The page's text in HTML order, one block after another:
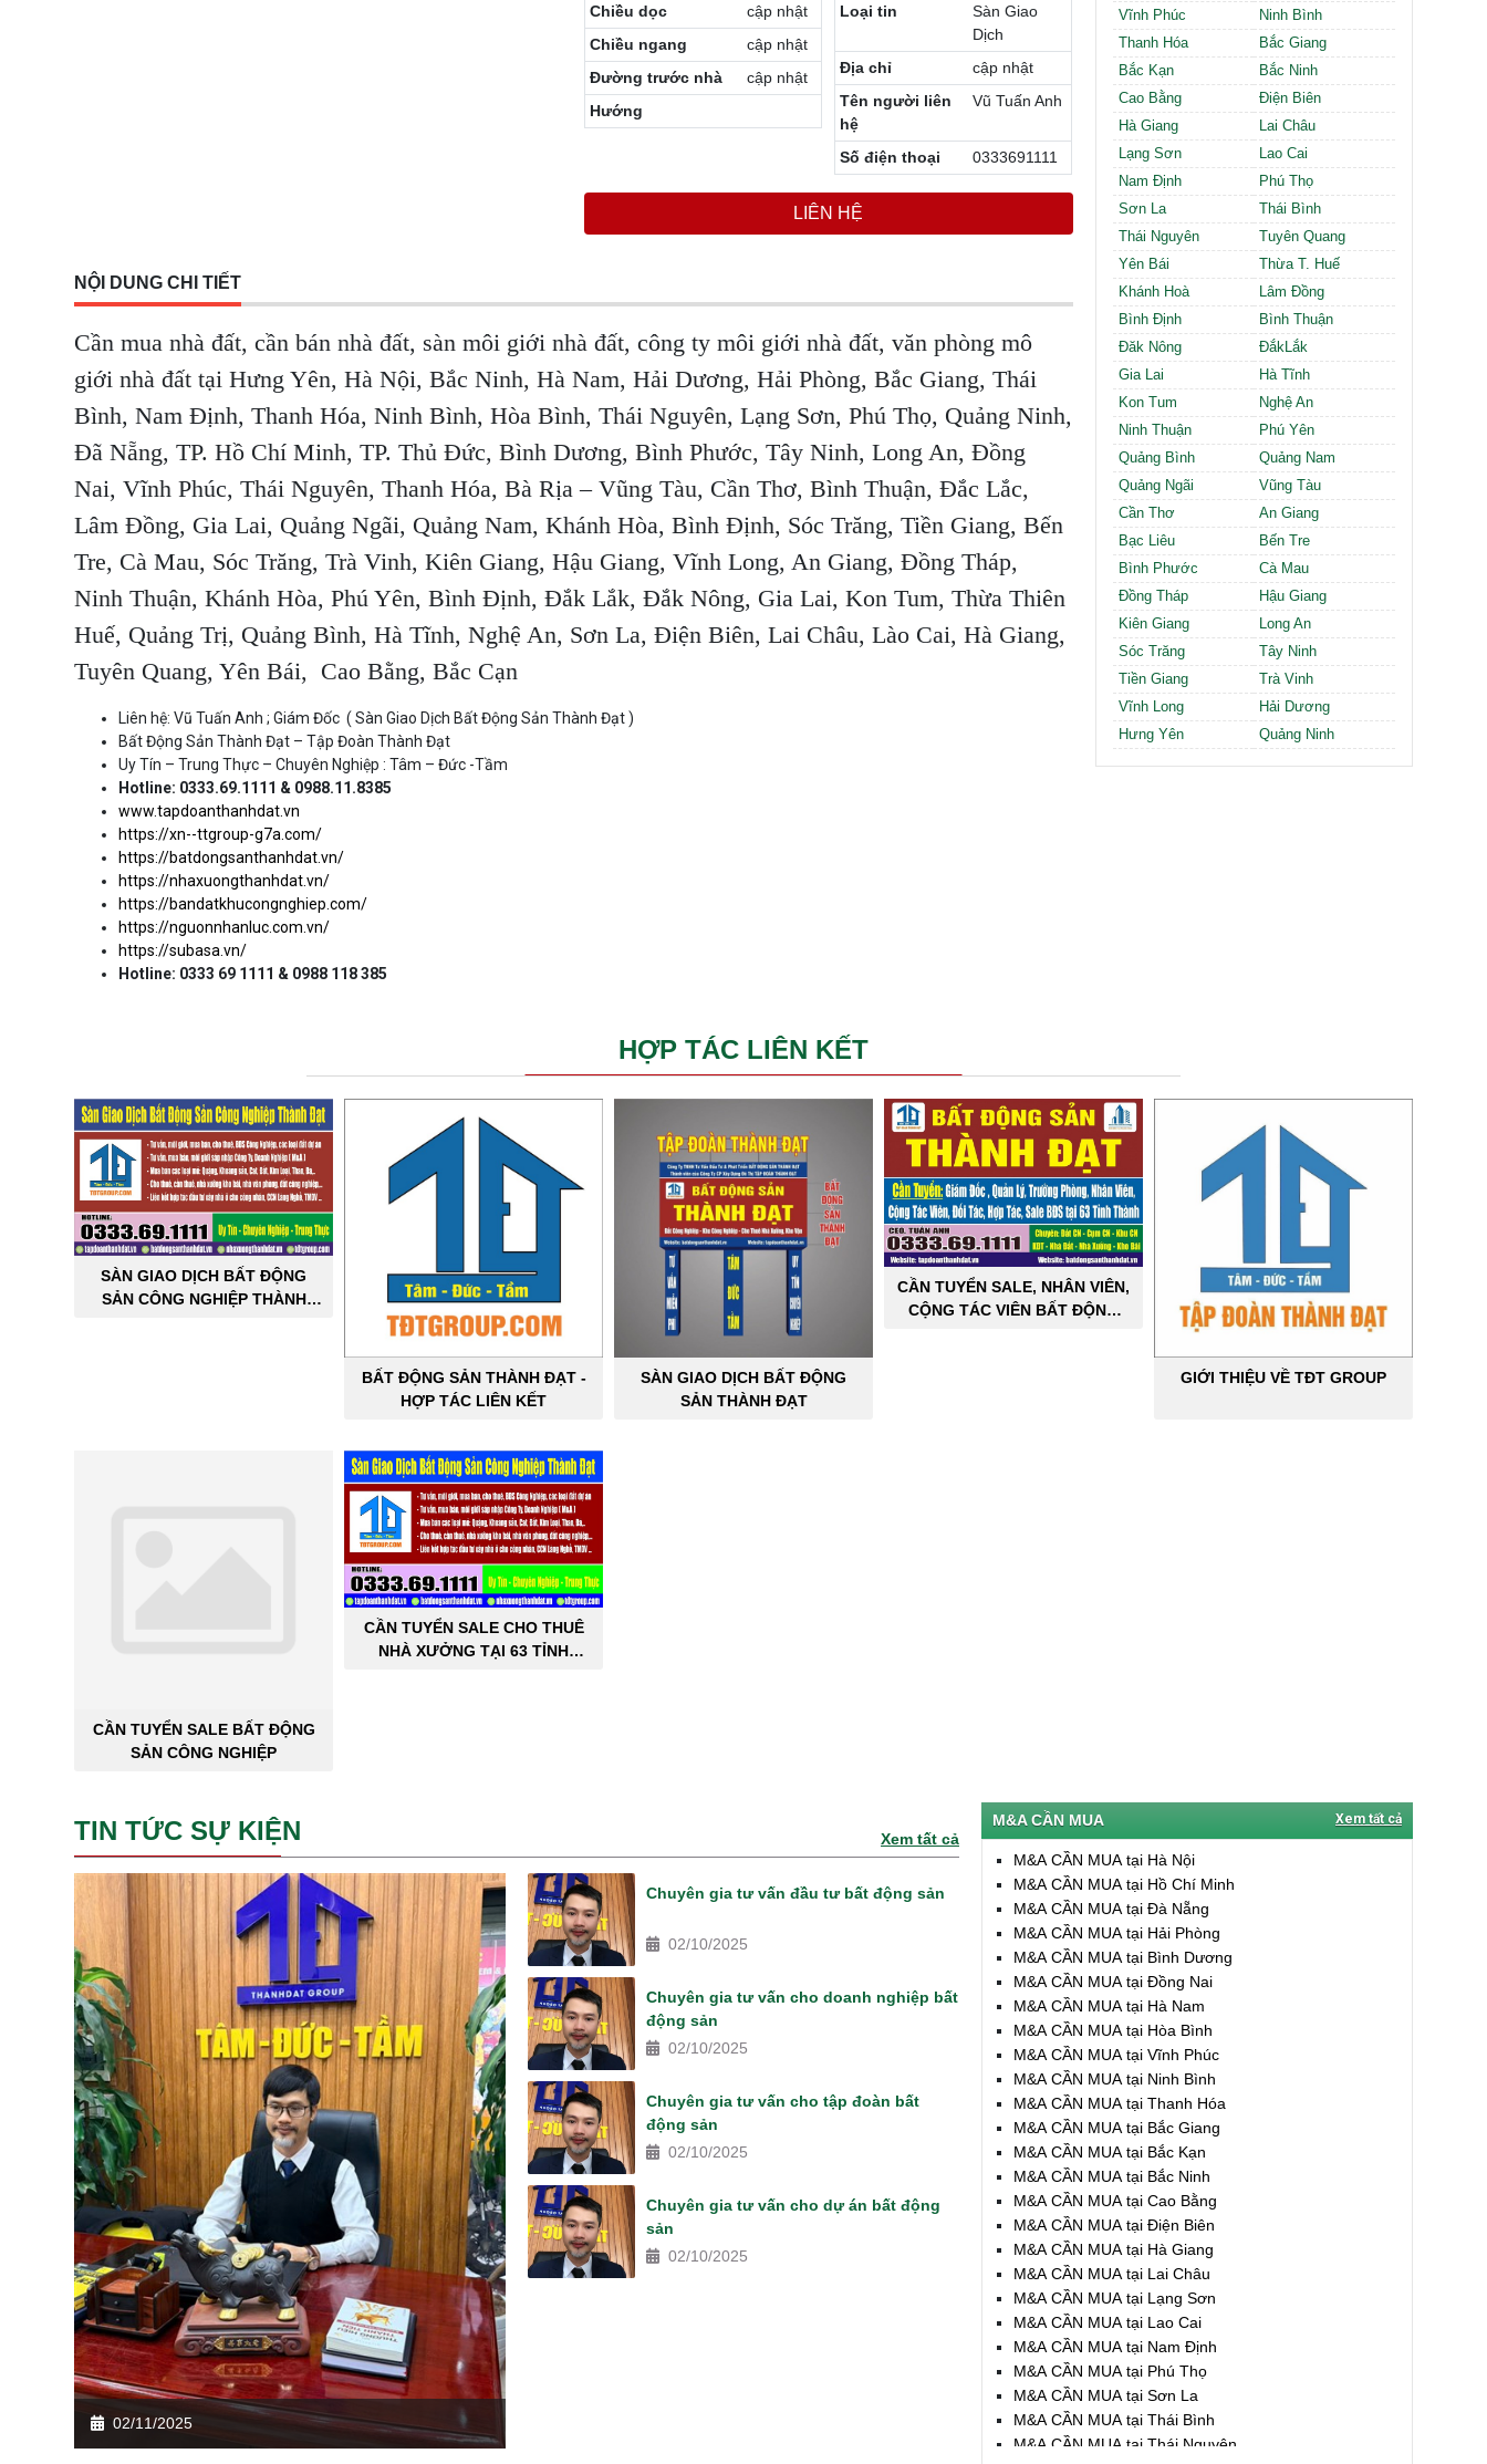
Cần thuê MBKD tại Phường Tương Mai
Cần thuê MBKD tại Phường Vĩnh Hưng
Cần thuê MBKD tại Phường Lĩnh Nam
Cần thuê MBKD tại Phường Hồng Hà
Cần thuê MBKD tại Phường Láng
Cần thuê MBKD tại Phường Văn Miếu
Cần thuê MBKD tại Phường Kim Liên
Cần thuê MBKD tại Phường Bạch Mai
Cần thuê MBKD tại Phường Vĩnh Tuy
Chiều dọc
cập nhật
Chiều ngang
cập nhật
Đường trước nhà
cập nhật
Hướng
Loại tin
Sàn Giao
Dịch
Địa chỉ
cập nhật
Tên người liên
hệ
Vũ Tuấn Anh
Số điện thoại 0333691111
LIÊN HỆ
NỘI DUNG CHI TIẾT
Cần mua nhà đất, cần bán nhà đất, sàn môi giới nhà đất, công ty môi giới nhà đất, văn phòng mô
giới nhà đất tại Hưng Yên, Hà Nội, Bắc Ninh, Hà Nam, Hải Dương, Hải Phòng, Bắc Giang, Thái
Bình, Nam Định, Thanh Hóa, Ninh Bình, Hòa Bình, Thái Nguyên, Lạng Sơn, Phú Thọ, Quảng Ninh,
Đã Nẵng, TP. Hồ Chí Minh, TP. Thủ Đức, Bình Dương, Bình Phước, Tây Ninh, Long An, Đồng
Nai, Vĩnh Phúc, Thái Nguyên, Thanh Hóa, Bà Rịa – Vũng Tàu, Cần Thơ, Bình Thuận, Đắc Lắc,
Lâm Đồng, Gia Lai, Quảng Ngãi, Quảng Nam, Khánh Hòa, Bình Định, Sóc Trăng, Tiền Giang, Bến
Tre, Cà Mau, Sóc Trăng, Trà Vinh, Kiên Giang, Hậu Giang, Vĩnh Long, An Giang, Đồng Tháp,
Ninh Thuận, Khánh Hòa, Phú Yên, Bình Định, Đắk Lắk, Đắk Nông, Gia Lai, Kon Tum, Thừa Thiên
Huế, Quảng Trị, Quảng Bình, Hà Tĩnh, Nghệ An, Sơn La, Điện Biên, Lai Châu, Lào Cai, Hà Giang,
Tuyên Quang, Yên Bái, Cao Bằng, Bắc Cạn
Liên hệ: Vũ Tuấn Anh ; Giám Đốc ( Sàn Giao Dịch Bất Động Sản Thành Đạt )
Bất Động Sản Thành Đạt – Tập Đoàn Thành Đạt
Uy Tín – Trung Thực – Chuyên Nghiệp : Tâm – Đức -Tầm
Hotline: 0333.69.1111 & 0988.11.8385
www.tapdoanthanhdat.vn
https://xn--ttgroup-g7a.com/
https://batdongsanthanhdat.vn/
https://nhaxuongthanhdat.vn/
https://bandatkhucongnghiep.com/
https://nguonnhanluc.com.vn/
https://subasa.vn/
Hotline: 0333 69 1111 & 0988 118 385
Vĩnh Phúc
Ninh Bình
Thanh Hóa
Bắc Giang
Bắc Kạn
Bắc Ninh
Cao Bằng
Điện Biên
Hà Giang
Lai Châu
Lạng Sơn
Lao Cai
Nam Định
Phú Thọ
Sơn La
Thái Bình
Thái Nguyên
Tuyên Quang
Yên Bái
Thừa T. Huế
Khánh Hoà
Lâm Đồng
Bình Định
Bình Thuận
Đăk Nông
ĐắkLắk
Gia Lai
Hà Tĩnh
Kon Tum
Nghệ An
Ninh Thuận
Phú Yên
Quảng Bình
Quảng Nam
Quảng Ngãi
Vũng Tàu
Cần Thơ
An Giang
Bạc Liêu
Bến Tre
Bình Phước
Cà Mau
Đồng Tháp
Hậu Giang
Kiên Giang
Long An
Sóc Trăng
Tây Ninh
Tiền Giang
Trà Vinh
Vĩnh Long
Hải Dương
Hưng Yên
Quảng Ninh
HỢP TÁC LIÊN KẾT
SÀN GIAO DỊCH BẤT ĐỘNG
SẢN CÔNG NGHIỆP THÀNH
BẤT ĐỘNG SẢN THÀNH ĐẠT -
HỢP TÁC LIÊN KẾT
SÀN GIAO DỊCH BẤT ĐỘNG
SẢN THÀNH ĐẠT
CẦN TUYỂN SALE, NHÂN VIÊN,
CỘNG TÁC VIÊN BẤT ĐỘNG
GIỚI THIỆU VỀ TĐT GROUP
CẦN TUYỂN SALE BẤT ĐỘNG
SẢN CÔNG NGHIỆP
CẦN TUYỂN SALE CHO THUÊ
NHÀ XƯỞNG TẠI 63 TỈNH
TIN TỨC SỰ KIỆN Xem tất cả
02/11/2025
Chuyên gia tư vấn đầu tư bất động sản
02/10/2025
Chuyên gia tư vấn cho doanh nghiệp bất
động sản
02/10/2025
Chuyên gia tư vấn cho tập đoàn bất
động sản
02/10/2025
Chuyên gia tư vấn cho dự án bất động
sản
02/10/2025
M&A CẦN MUA Xem tất cả
M&A CẦN MUA tại Hà Nội
M&A CẦN MUA tại Hồ Chí Minh
M&A CẦN MUA tại Đà Nẵng
M&A CẦN MUA tại Hải Phòng
M&A CẦN MUA tại Bình Dương
M&A CẦN MUA tại Đồng Nai
M&A CẦN MUA tại Hà Nam
M&A CẦN MUA tại Hòa Bình
M&A CẦN MUA tại Vĩnh Phúc
M&A CẦN MUA tại Ninh Bình
M&A CẦN MUA tại Thanh Hóa
M&A CẦN MUA tại Bắc Giang
M&A CẦN MUA tại Bắc Kạn
M&A CẦN MUA tại Bắc Ninh
M&A CẦN MUA tại Cao Bằng
M&A CẦN MUA tại Điện Biên
M&A CẦN MUA tại Hà Giang
M&A CẦN MUA tại Lai Châu
M&A CẦN MUA tại Lạng Sơn
M&A CẦN MUA tại Lao Cai
M&A CẦN MUA tại Nam Định
M&A CẦN MUA tại Phú Thọ
M&A CẦN MUA tại Sơn La
M&A CẦN MUA tại Thái Bình
M&A CẦN MUA tại Thái Nguyên